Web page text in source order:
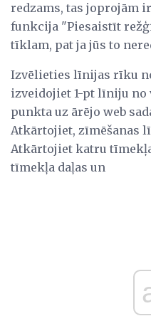
redzams, tas joprojām
funkcija "Piesaistīt
tīklam, pat ja jūs to
Izvēlieties līnijas rīku
izveidojiet 1-pt līniju no
punkta uz ārējo web
Atkārtojiet, zīmēšanas
Atkārtojiet katru
tīmekļa daļas un